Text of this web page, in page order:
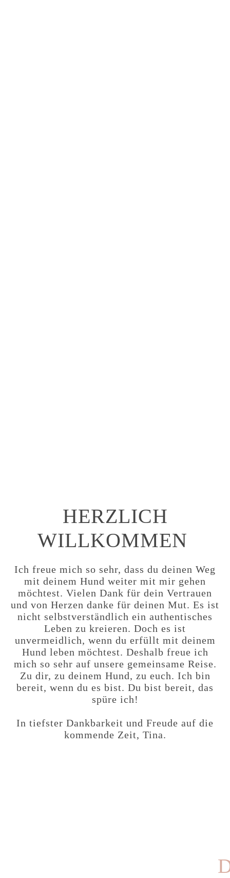
HERZLICH
WILLKOMMEN
Ich freue mich so sehr, dass du deinen Weg
mit deinem Hund weiter mit mir gehen
möchtest. Vielen Dank für dein Vertrauen
und von Herzen danke für deinen Mut. Es ist
nicht selbstverständlich ein authentisches
Leben zu kreieren. Doch es ist
unvermeidlich, wenn du erfüllt mit deinem
Hund leben möchtest. Deshalb freue ich
mich so sehr auf unsere gemeinsame Reise.
Zu dir, zu deinem Hund, zu euch. Ich bin
bereit, wenn du es bist. Du bist bereit, das
spüre ich!
In tiefster Dankbarkeit und Freude auf die
kommende Zeit, Tina.